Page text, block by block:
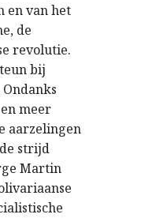
en van het
de
revolutie.
bij
meer
aarzelingen
strijd
Martin